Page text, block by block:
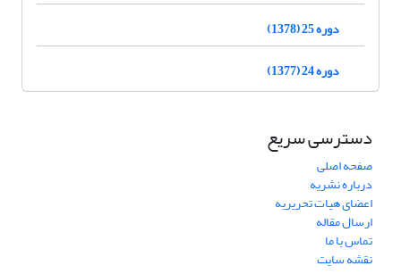
دوره 25 (1378)
دوره 24 (1377)
دسترسی سریع
صفحه اصلی
درباره نشریه
اعضای هیات تحریریه
ارسال مقاله
تماس با ما
نقشه سایت